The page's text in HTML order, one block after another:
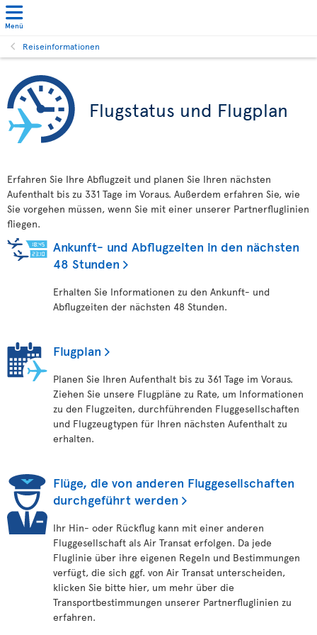
Menü
Reiseinformationen
Flugstatus und Flugplan
Erfahren Sie Ihre Abflugzeit und planen Sie Ihren nächsten
Aufenthalt bis zu 331 Tage im Voraus. Außerdem erfahren Sie, wie
Sie vorgehen müssen, wenn Sie mit einer unserer Partnerfluglinien
fliegen.
Ankunft- und Abflugzeiten in den nächsten
48 Stunden
Erhalten Sie Informationen zu den Ankunft- und
Abflugzeiten der nächsten 48 Stunden.
Flugplan
Planen Sie Ihren Aufenthalt bis zu 361 Tage im Voraus.
Ziehen Sie unsere Flugpläne zu Rate, um Informationen
zu den Flugzeiten, durchführenden Fluggesellschaften
und Flugzeugtypen für Ihren nächsten Aufenthalt zu
erhalten.
Flüge, die von anderen Fluggesellschaften
durchgeführt werden
Ihr Hin- oder Rückflug kann mit einer anderen
Fluggesellschaft als Air Transat erfolgen. Da jede
Fluglinie über ihre eigenen Regeln und Bestimmungen
verfügt, die sich ggf. von Air Transat unterscheiden,
klicken Sie bitte hier, um mehr über die
Transportbestimmungen unserer Partnerfluglinien zu
erfahren.